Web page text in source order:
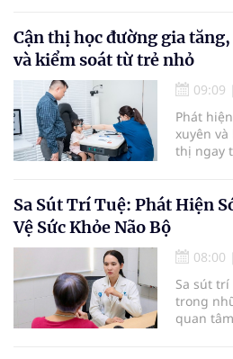
bàn chải
hiệu quả
đến sức
Cận thị học đường gia
và kiểm soát từ trẻ nhỏ
09:09 |
Phát
xuyên
thị ngay
trẻ. Đây
Trung
Đô đưa
Sa Sút Trí Tuệ: Phát Hiện
Vệ Sức Khỏe Não Bộ
08:00 |
Sa sút
trong
quan